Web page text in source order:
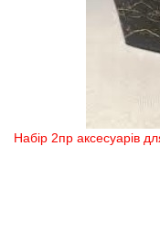
Набір 2пр аксесуарів